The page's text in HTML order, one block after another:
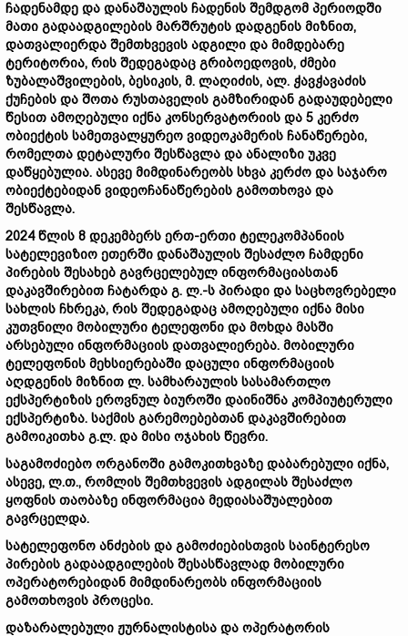
ჩადენამდე და დანაშაულის ჩადენის შემდგომ პერიოდში
მათი გადაადგილების მარშრუტის დადგენის მიზნით,
დათვალიერდა შემთხვევის ადგილი და მიმდებარე
ტერიტორია, რის შედეგადაც გრიბოედოვის, ძმები
ზუბალაშვილების, ბესიკის, მ. ლაღიძის, ალ. ჭავჭავაძის
ქუჩების და შოთა რუსთაველის გამზირიდან გადაუდებელი
წესით ამოღებული იქნა კონსერვატორიის და 5 კერძო
ობიექტის სამეთვალყურეო ვიდეოკამერის ჩანაწერები,
რომელთა დეტალური შესწავლა და ანალიზი უკვე
დაწყებულია. ასევე მიმდინარეობს სხვა კერძო და საჯარო
ობიექტებიდან ვიდეოჩანაწერების გამოთხოვა და
შესწავლა.
2024წლის 8 დეკემბერს ერთ-ერთი ტელეკომპანიის
სატელევიზიო ეთერში დანაშაულის შესაძლო ჩამდენი
პირების შესახებ გავრცელებულ ინფორმაციასთან
დაკავშირებით ჩატარდა გ. ლ.-ს პირადი და საცხოვრებელი
სახლის ჩხრეკა, რის შედეგადაც ამოღებული იქნა მისი
კუთვნილი მობილური ტელეფონი და მოხდა მასში
არსებული ინფორმაციის დათვალიერება. მობილური
ტელეფონის მეხსიერებაში დაცული ინფორმაციის
აღდგენის მიზნით ლ. სამხარაულის სასამართლო
ექსპერტიზის ეროვნულ ბიუროში დაინიშნა კომპიუტერული
ექსპერტიზა. საქმის გარემოებებთან დაკავშირებით
გამოიკითხა გ.ლ. და მისი ოჯახის წევრი.
საგამოძიებო ორგანოში გამოკითხვაზე დაბარებული იქნა,
ასევე, ლ.თ., რომლის შემთხვევის ადგილას შესაძლო
ყოფნის თაობაზე ინფორმაცია მედიასაშუალებით
გავრცელდა.
სატელეფონო ანძების და გამოძიებისთვის საინტერესო
პირების გადაადგილების შესასწავლად მობილური
ოპერატორებიდან მიმდინარეობს ინფორმაციის
გამოთხოვის პროცესი.
დაზარალებული ჟურნალისტისა და ოპერატორის